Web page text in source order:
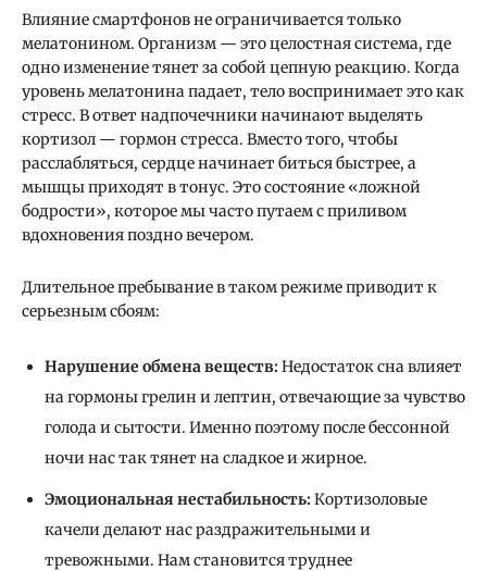
Влияние смартфонов не ограничивается только
мелатонином. Организм — это целостная система, где
одно изменение тянет за собой цепную реакцию. Когда
уровень мелатонина падает, тело воспринимает это как
стресс. В ответ надпочечники начинают выделять
кортизол — гормон стресса. Вместо того, чтобы
расслабляться, сердце начинает биться быстрее, а
мышцы приходят в тонус. Это состояние «ложной
бодрости», которое мы часто путаем с приливом
вдохновения поздно вечером.
Длительное пребывание в таком режиме приводит к
серьезным сбоям:
Нарушение обмена веществ:Недостаток сна влияет
на гормоны грелин и лептин, отвечающие за чувство
голода и сытости. Именно поэтому после бессонной
ночи нас так тянет на сладкое и жирное.
Эмоциональная нестабильность:Кортизоловые
качели делают нас раздражительными и
тревожными. Нам становится труднее